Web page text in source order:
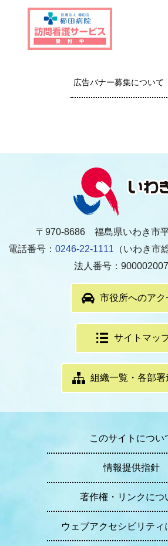
広告バナー募集について
〒970-8686 福島県いわき市
電話番号： 0246-22-1111 （いわき市
法人番号：
市役所へのアク
サイトマッ
組織一覧・各部署
このサイトについ
情報提供指針
著作権・リンクにつ
ウェブアクセシビリティ